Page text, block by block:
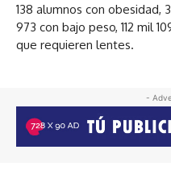
138 alumnos con obesidad,
973 con bajo peso, 112 mil
que requieren lentes.
-